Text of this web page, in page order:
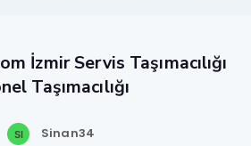
İzmir Servis Taşımacılığı
Taşımacılığı
Sinan34